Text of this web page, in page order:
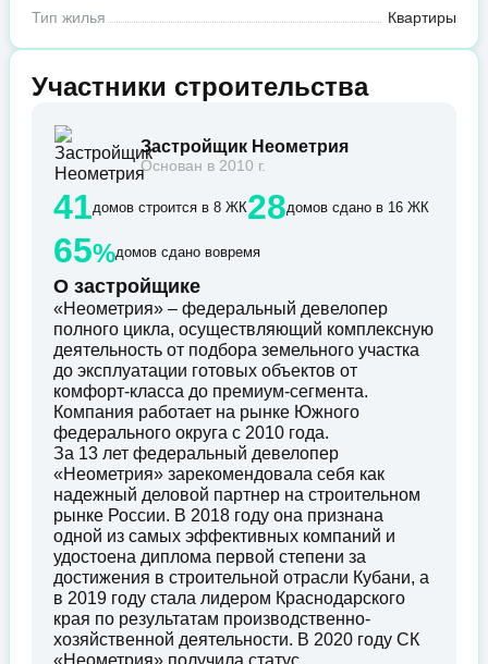
Тип жилья Квартиры
Участники строительства
Застройщик Неометрия
Основан в 2010 г.
41домов строится в 8 ЖК28домов сдано в 16 ЖК
65%домов сдано вовремя
О застройщике
«Неометрия» – федеральный девелопер
полного цикла, осуществляющий комплексную
деятельность от подбора земельного участка
до эксплуатации готовых объектов от
комфорт-класса до премиум-сегмента.
Компания работает на рынке Южного
федерального округа с 2010 года.
За 13 лет федеральный девелопер
«Неометрия» зарекомендовала себя как
надежный деловой партнер на строительном
рынке России. В 2018 году она признана
одной из самых эффективных компаний и
удостоена диплома первой степени за
достижения в строительной отрасли Кубани, а
в 2019 году стала лидером Краснодарского
края по результатам производственно-
хозяйственной деятельности. В 2020 году СК
«Неометрия» получила статус